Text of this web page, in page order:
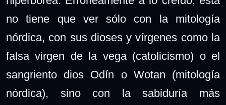
no tiene que ver sólo con la mitología
nórdica, con sus dioses y vírgenes como la
falsa virgen de la vega (catolicismo) o el
sangriento dios Odín o Wotan (mitología
nórdica), sino con la sabiduría más